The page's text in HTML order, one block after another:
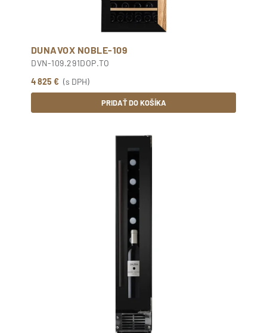
DUNAVOX NOBLE-109
DVN-109.291DOP.TO
4 825 € (s DPH)
PRIDAŤ DO KOŠÍKA